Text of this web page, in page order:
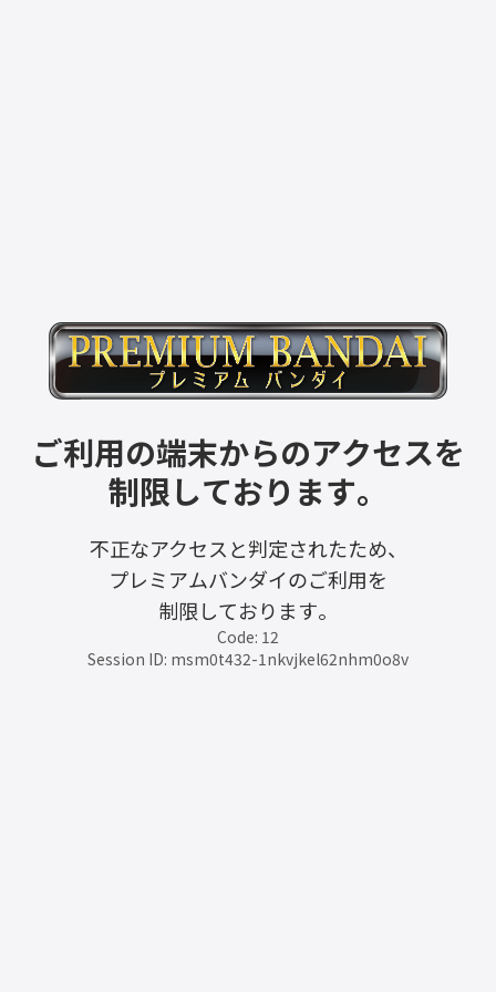
ご利用の端末からのアクセスを
制限しております。
不正なアクセスと判定されたため、
プレミアムバンダイのご利用を
制限しております。
Code: 12
Session ID: msm0t432-1nkvjkel62nhm0o8v